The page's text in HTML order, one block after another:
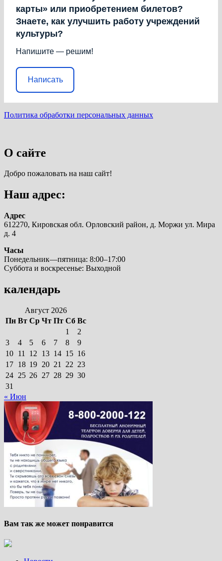
карты» или приобретением билетов?
Знаете, как улучшить работу учреждений
культуры?
Напишите — решим!
Написать
Политика обработки персональных данных
О сайте
Добро пожаловать на наш сайт!
Наш адрес:
Адрес
612270, Кировская обл. Орловский район, д. Моржи ул. Мира
д. 4
Часы
Понедельник—пятница: 8:00–17:00
Суббота и воскресенье: Выходной
календарь
Август 2026
Пн Вт Ср Чт Пт Сб Вс
1
2
3
4 5 6 7 8
9
10 11 12 13 14 15 16
17 18 19 20 21 22 23
24 25 26 27 28 29 30
31
« Июн
Вам так же может понравится